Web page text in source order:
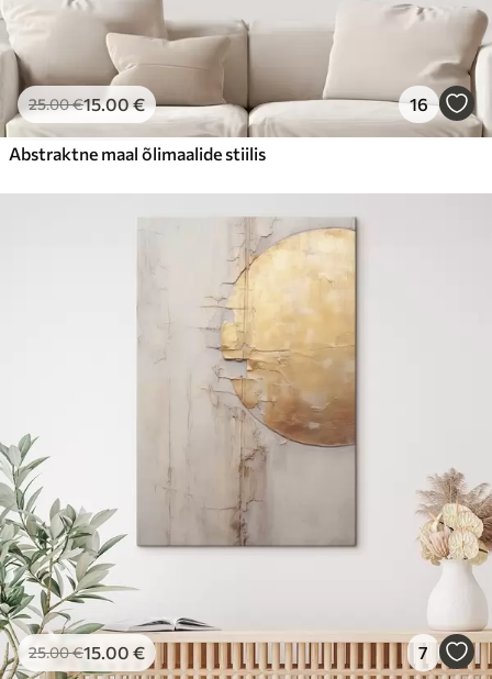
25.00€15.00€ 16
Abstraktne maal õlimaalide stiilis
25.00€15.00 € 7